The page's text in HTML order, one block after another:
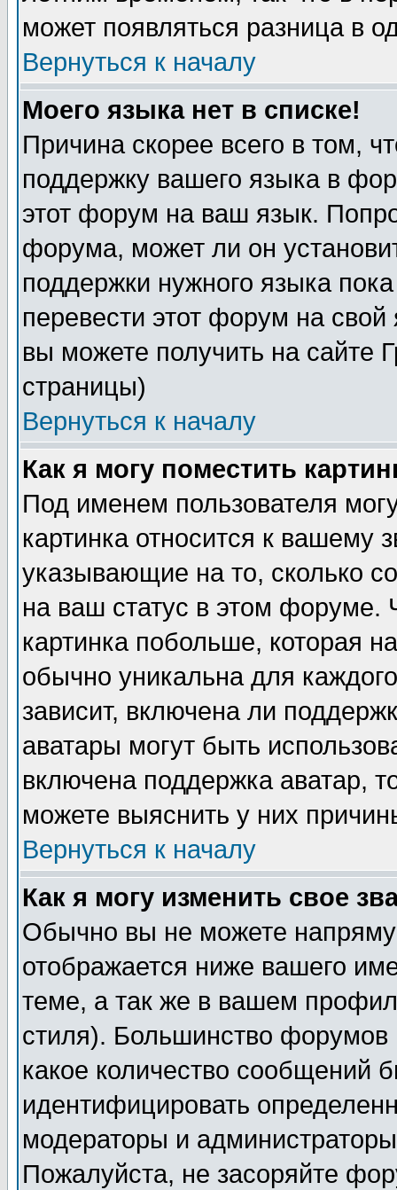
может появляться разница в
Вернуться к началу
Моего языка нет в списке!
Причина скорее всего в том,
поддержку вашего языка в
этот форум на ваш язык.
форума, может ли он
поддержки нужного языка
перевести этот форум на
вы можете получить на сайте
страницы)
Вернуться к началу
Как я могу поместить
Под именем пользователя
картинка относится к вашему
указывающие на то, сколько
на ваш статус в этом форуме.
картинка побольше, которая
обычно уникальна для
зависит, включена ли
аватары могут быть
включена поддержка аватар,
можете выяснить у них
Вернуться к началу
Как я могу изменить свое
Обычно вы не можете
отображается ниже вашего
теме, а так же в вашем
стиля). Большинство форумов
какое количество сообщений
идентифицировать
модераторы и
Пожалуйста, не засоряйте